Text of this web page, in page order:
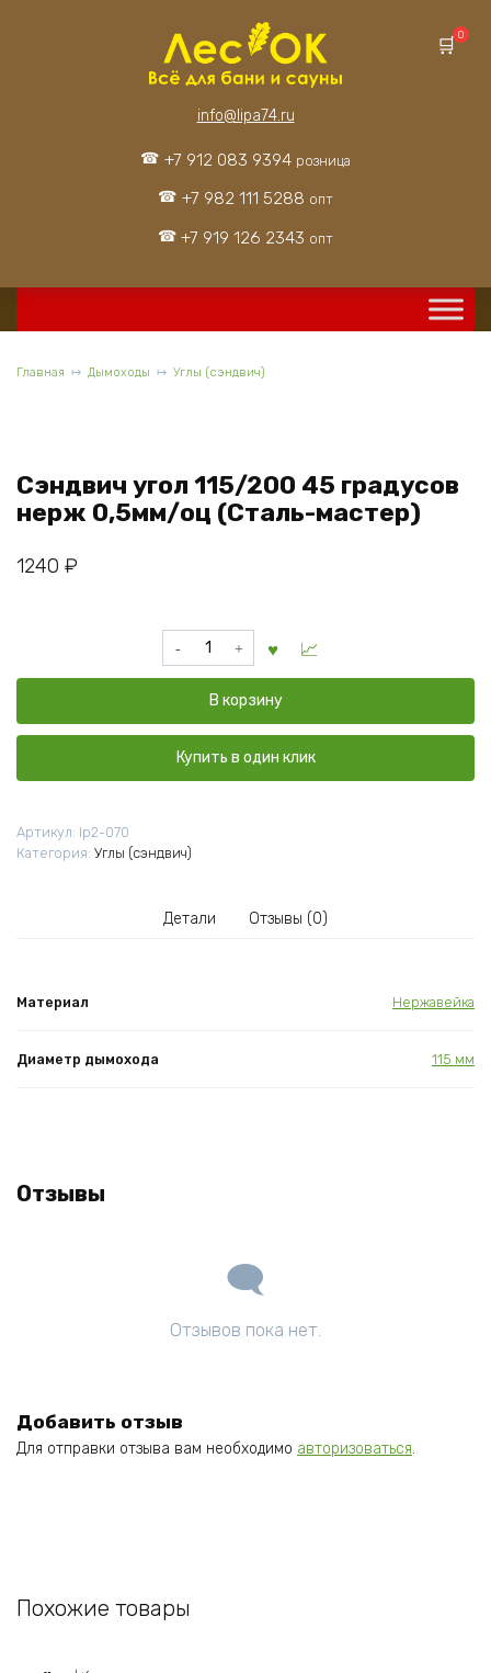
info@lipa74.ru
+7 912 083 9394 розница
+7 982 111 5288 опт
+7 919 126 2343 опт
0
Главная Дымоходы Углы (сэндвич)
Сэндвич угол 115/200 45 градусов
нерж 0,5мм/оц (Сталь-мастер)
1240 ₽
Количество
товара
115/200
45
градусов
оц
В корзину
Купить в один клик
Артикул: lp2-070
Категория: Углы (сэндвич)
Детали Отзывы (0)
Материал Нержавейка
Диаметр дымохода 115 мм
Отзывы
Отзывов пока нет.
Добавить отзыв
Для отправки отзыва вам необходимо авторизоваться.
Похожие товары